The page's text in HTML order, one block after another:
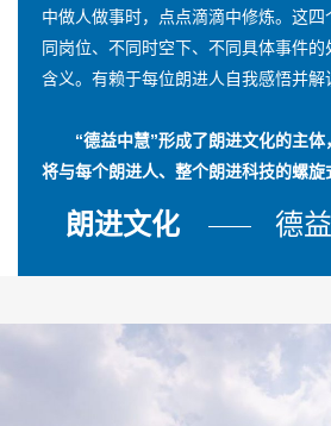
中做人做事时，点点滴滴中修炼。这
同岗位、不同时空下、不同具体事件
含义。有赖于每位朗进人自我感悟并解
“德益中慧”形成了朗进文化的主
将与每个朗进人、整个朗进科技的螺旋
朗进文化 德